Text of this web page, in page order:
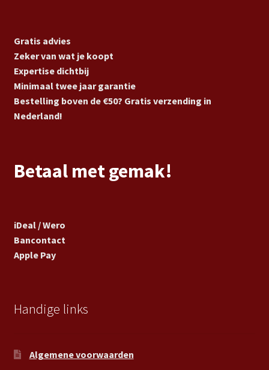
Gratis advies
Zeker van wat je koopt
Expertise dichtbij
Minimaal twee jaar garantie
Bestelling boven de €50? Gratis verzending in
Nederland!
Betaal met gemak!
iDeal / Wero
Bancontact
Apple Pay
Handige links
Algemene voorwaarden